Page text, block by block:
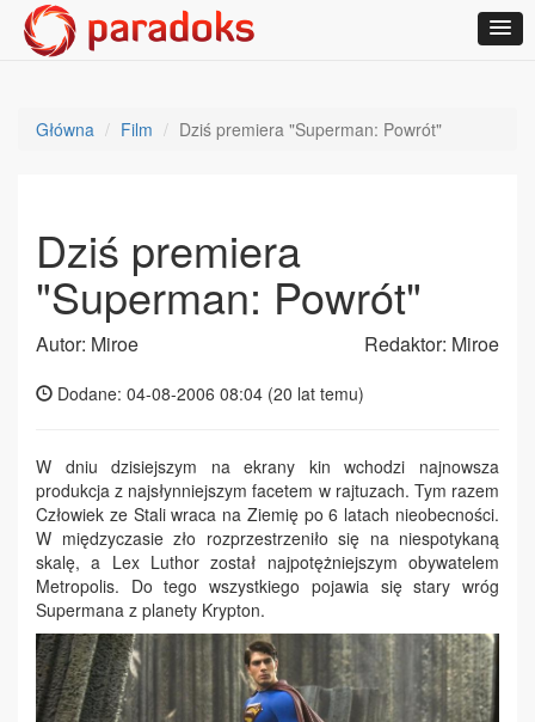
Główna Film Dziś premiera "Superman: Powrót"
Dziś premiera
"Superman: Powrót"
Autor: Miroe Redaktor: Miroe
Dodane: 04-08-2006 08:04 (20 lat temu)
W dniu dzisiejszym na ekrany kin wchodzi najnowsza
produkcja z najsłynniejszym facetem w rajtuzach. Tym razem
Człowiek ze Stali wraca na Ziemię po 6 latach nieobecności.
W międzyczasie zło rozprzestrzeniło się na niespotykaną
skalę, a Lex Luthor został najpotężniejszym obywatelem
Metropolis. Do tego wszystkiego pojawia się stary wróg
Supermana z planety Krypton.